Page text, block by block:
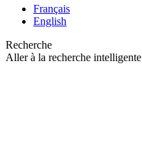
Français
English
Recherche
Aller à la recherche intelligente